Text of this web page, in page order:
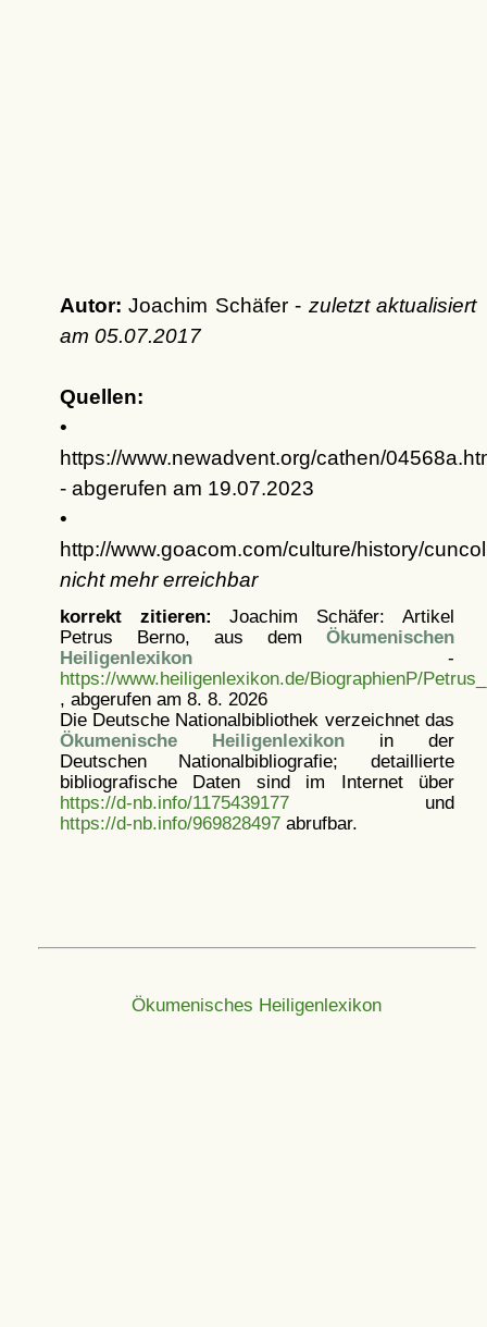
Autor: Joachim Schäfer - zuletzt aktualisiert
am 05.07.2017
Quellen:
•
https://www.newadvent.org/cathen/
- abgerufen am 19.07.2023
•
http://www.goacom.com/culture/history/
nicht mehr erreichbar
korrekt zitieren: Joachim Schäfer: Artikel
Petrus Berno, aus dem Ökumenischen
Heiligenlexikon-
https://www.heiligenlexikon.de/BiographienP/
, abgerufen am 8. 8. 2026
Die Deutsche Nationalbibliothek verzeichnet das
Ökumenische Heiligenlexikonin der
Deutschen Nationalbibliografie; detaillierte
bibliografische Daten sind im Internet über
https://d-nb.info/1175439177und
https://d-nb.info/969828497abrufbar.
Ökumenisches Heiligenlexikon